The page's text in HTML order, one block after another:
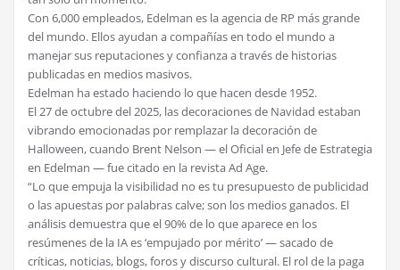
Con 6,000 empleados, Edelman es la agencia de RP más grande
del mundo. Ellos ayudan a compañías en todo el mundo a
manejar sus reputaciones y confianza a través de historias
publicadas en medios masivos.
Edelman ha estado haciendo lo que hacen desde 1952.
El 27 de octubre del 2025, las decoraciones de Navidad estaban
vibrando emocionadas por remplazar la decoración de
Halloween, cuando Brent Nelson — el Oficial en Jefe de Estrategia
en Edelman — fue citado en la revista Ad Age.
“Lo que empuja la visibilidad no es tu presupuesto de publicidad
o las apuestas por palabras calve; son los medios ganados. El
análisis demuestra que el 90% de lo que aparece en los
resúmenes de la IA es ‘empujado por mérito’ — sacado de
críticas, noticias, blogs, foros y discurso cultural. El rol de la paga